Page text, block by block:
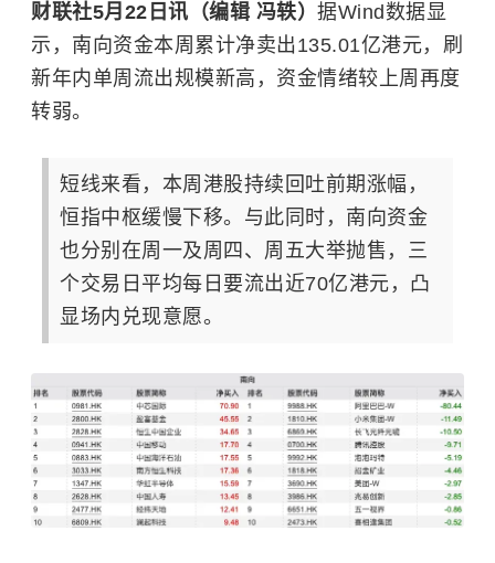
财联社5月22日讯（编辑 冯轶） 据Wind数据显
示，南向资金本周累计净卖出135.01亿港元，刷
新年内单周流出规模新高，资金情绪较上周再度
转弱。
短线来看，本周港股持续回吐前期涨幅，
恒指中枢缓慢下移。与此同时，南向资金
也分别在周一及周四、周五大举抛售，三
个交易日平均每日要流出近70亿港元，凸
显场内兑现意愿。